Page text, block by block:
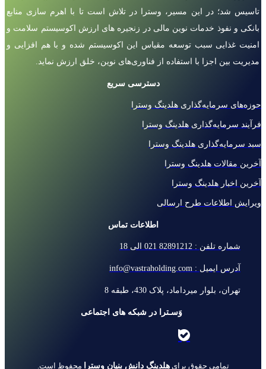
تاسیس شد؛ در این مسیر، وسترا در تلاش است تا با اهرم سازی منابع
بانکی و نفوذ خدمات نوین مالی در زنجیره های ارزش اکوسیستم سلامت و
امنیت غذایی سبب توسعه مقیاس این اکوسیستم شده و با هم افزایی و
مدیریت بین اجزا با استفاده از فناوری‌های نوین، خلق ارزش نماید.
دسترسی سریع
حوزه‌های سرمایه‌گذاری هلدینگ وسترا
فرآیند سرمایه‌گذاری هلدینگ وسترا
سبد سرمایه‌گذاری هلدینگ وسترا
آخرین مقالات هلدینگ وسترا
آخرین اخبار هلدینگ وسترا
ویرایش اطلاعات طرح ارسالی
اطلاعات تماس
شماره تلفن : 82891212 021 الی 18
آدرس ایمیل : info@vastraholding.com
تهران، بلوار میرداماد، پلاک 430، طبقه 8
وَسـترا در شبکه های اجتماعی
تمامی حقوق برایهلدینگ دانش بنیان وسترا محفوظ است.